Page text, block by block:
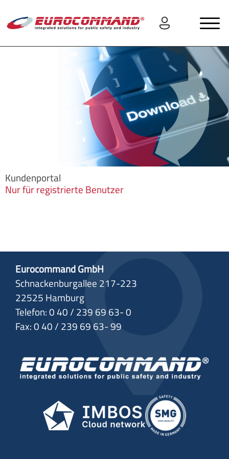
Kundenportal
Nur für registrierte Benutzer
Eurocommand GmbH
Schnackenburgallee 217-223
22525 Hamburg
Telefon: 0 40 / 239 69 63- 0
Fax: 0 40 / 239 69 63- 99